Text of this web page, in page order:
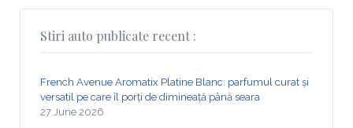
Stiri auto publicate recent :
French Avenue Aromatix Platine Blanc: parfumul curat și
versatil pe care îl porți de dimineață până seara
27 June 2026